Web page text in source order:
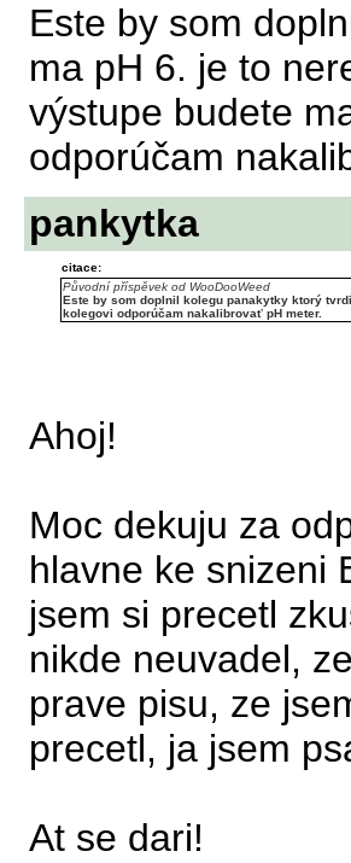
Este by som
ma pH 6. je to
výstupe budete
odporúčam
pankytka
citace:
Původní příspěvek od WooDooWeed
Este by som doplnil kolegu panakytky ktorý
kolegovi odporúčam nakalibrovať pH meter.
Ahoj!
Moc dekuju za
hlavne ke snizeni
jsem si precetl
nikde neuvadel,
prave pisu, ze
precetl, ja jsem
At se dari!